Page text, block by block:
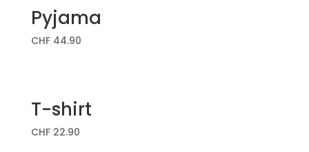
Pyjama
CHF44.90
T-shirt
CHF22.90